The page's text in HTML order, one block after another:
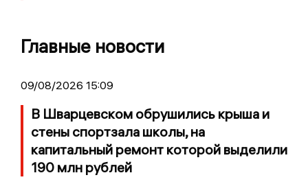
Главные новости
09/08/2026 15:09
В Шварцевском обрушились крыша и
стены спортзала школы, на
капитальный ремонт которой выделили
190 млн рублей